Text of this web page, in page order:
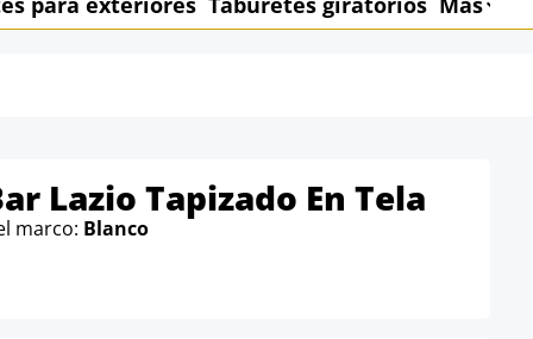
Lazio Tapizado En Tela
marco: Blanco